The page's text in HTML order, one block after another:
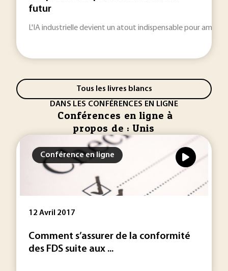
futur
L'IA industrielle devient un atout indispensable pour
Tous les livres blancs
DANS LES CONFÉRENCES EN LIGNE
Conférences en ligne à
propos de : Unis
Conférence en ligne
12 Avril 2017
Comment s’assurer de la conformité
des FDS suite aux ...